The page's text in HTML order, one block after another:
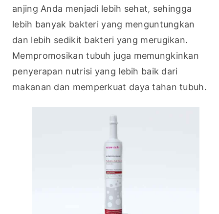
anjing Anda menjadi lebih sehat, sehingga
lebih banyak bakteri yang menguntungkan
dan lebih sedikit bakteri yang merugikan.
Mempromosikan tubuh juga memungkinkan
penyerapan nutrisi yang lebih baik dari
makanan dan memperkuat daya tahan tubuh.